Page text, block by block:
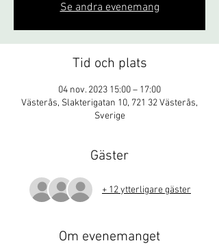
Se andra evenemang
Tid och plats
04 nov. 2023 15:00 – 17:00
Västerås, Slakterigatan 10, 721 32 Västerås,
Sverige
Gäster
+ 12 ytterligare gäster
Om evenemanget